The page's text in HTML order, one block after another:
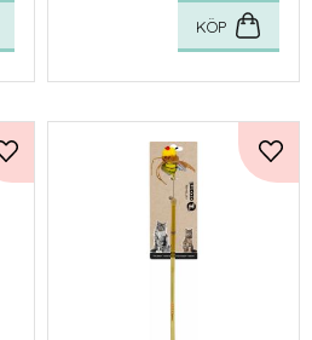
KÖP
Lägg till i favoriter